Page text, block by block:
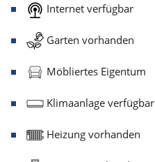
Internet verfügbar
Garten vorhanden
Möbliertes Eigentum
Klimaanlage verfügbar
Heizung vorhanden